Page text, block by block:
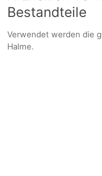
Bestandteile
Verwendet werden die
Halme.